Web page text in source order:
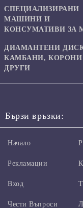
СПЕЦИАЛИЗИРАНИ
МАШИНИ И
КОНСУМАТИВИ ЗА
ДИАМАНТЕНИ
КАМБАНИ,
ДРУГИ
Бързи връзки:
Начало
Рекламации
Вход
Чести Въпроси